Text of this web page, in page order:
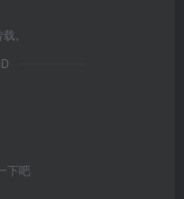
。
下吧